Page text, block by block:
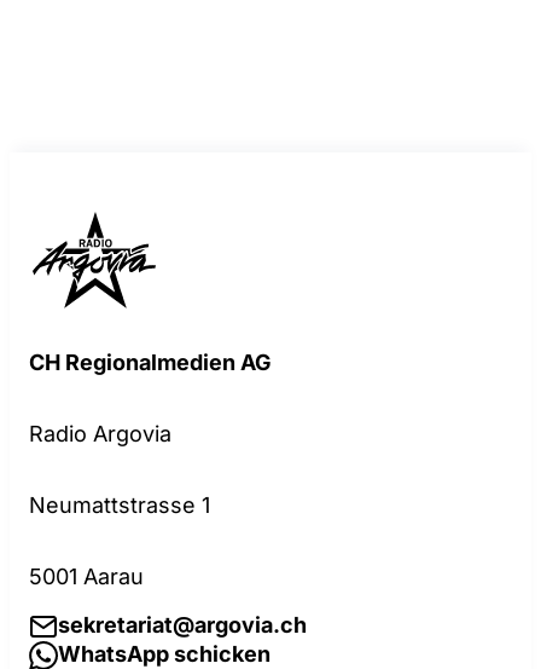
CH Regionalmedien AG
Radio Argovia
Neumattstrasse 1
5001 Aarau
sekretariat@argovia.ch
WhatsApp schicken